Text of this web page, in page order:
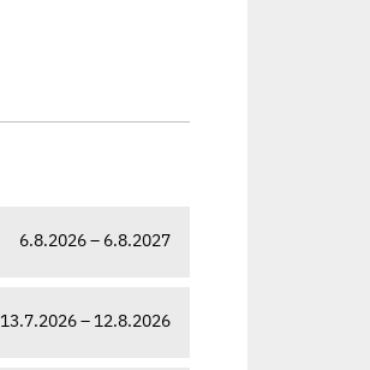
6.8.2026 – 6.8.2027
13.7.2026 – 12.8.2026